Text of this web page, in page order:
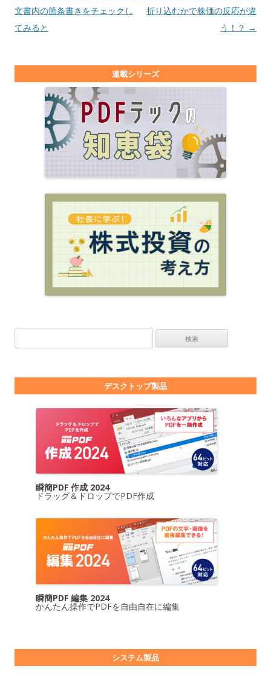
文書内の箇条書きをチェックし
てみると
折り込むかで株価の反応が違
う！？ →
連載シリーズ
デスクトップ製品
瞬簡PDF 作成 2024
ドラッグ＆ドロップでPDF作成
瞬簡PDF 編集 2024
かんたん操作でPDFを自由自在に編集
システム製品